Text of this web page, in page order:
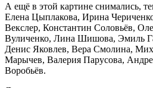
А ещё в этой картине снимались,
Елена Цыплакова, Ирина
Векслер, Константин Соловьёв,
Вуличенко, Лина Шишова, Эмиль
Денис Яковлев, Вера Смолина,
Марычев, Валерия Парусова,
Воробьёв.